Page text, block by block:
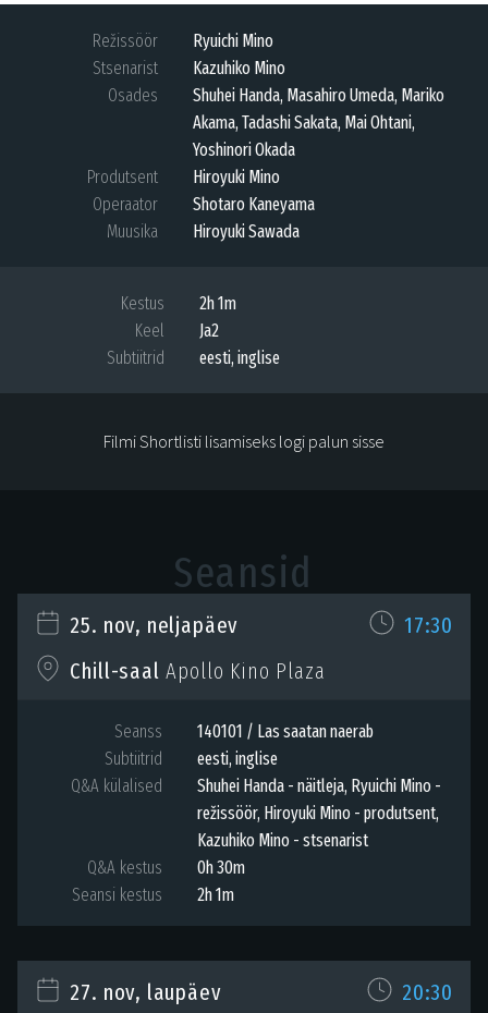
Režissöör
Ryuichi Mino
Stsenarist
Kazuhiko Mino
Osades
Shuhei Handa, Masahiro Umeda, Mariko
Akama, Tadashi Sakata, Mai Ohtani,
Yoshinori Okada
Produtsent
Hiroyuki Mino
Operaator
Shotaro Kaneyama
Muusika
Hiroyuki Sawada
Kestus
2h 1m
Keel
Ja2
Subtiitrid
eesti, inglise
Filmi Shortlisti lisamiseks logi palun sisse
Seansid
25. nov, neljapäev
17:30
Chill-saal Apollo Kino Plaza
Seanss
140101 / Las saatan naerab
Subtiitrid
eesti, inglise
Q&A külalised
Shuhei Handa - näitleja, Ryuichi Mino -
režissöör, Hiroyuki Mino - produtsent,
Kazuhiko Mino - stsenarist
Q&A kestus
0h 30m
Seansi kestus
2h 1m
27. nov, laupäev 20:30